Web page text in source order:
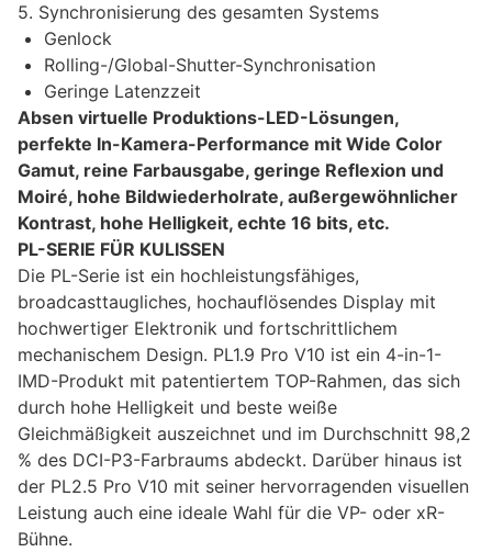
5. Synchronisierung des gesamten Systems
Genlock
Rolling-/Global-Shutter-Synchronisation
Geringe Latenzzeit
Absen virtuelle Produktions-LED-Lösungen,
perfekte In-Kamera-Performance mit Wide Color
Gamut, reine Farbausgabe, geringe Reflexion und
Moiré, hohe Bildwiederholrate, außergewöhnlicher
Kontrast, hohe Helligkeit, echte 16 bits, etc.
PL-SERIE FÜR KULISSEN
Die PL-Serie ist ein hochleistungsfähiges,
broadcasttaugliches, hochauflösendes Display mit
hochwertiger Elektronik und fortschrittlichem
mechanischem Design. PL1.9 Pro V10 ist ein 4-in-1-
IMD-Produkt mit patentiertem TOP-Rahmen, das sich
durch hohe Helligkeit und beste weiße
Gleichmäßigkeit auszeichnet und im Durchschnitt 98,2
% des DCI-P3-Farbraums abdeckt. Darüber hinaus ist
der PL2.5 Pro V10 mit seiner hervorragenden visuellen
Leistung auch eine ideale Wahl für die VP- oder xR-
Bühne.